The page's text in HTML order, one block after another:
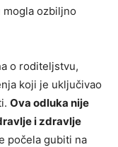
ozbiljno
o roditeljstvu,
koji je uključivao
Ova odluka nije
i zdravlje
počela gubiti na